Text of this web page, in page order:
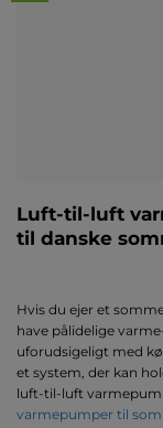
Luft-til-luft
til danske
Hvis du ejer et
have pålidelige
uforudsigeligt med
et system, der kan
luft-til-luft
varmepumper til